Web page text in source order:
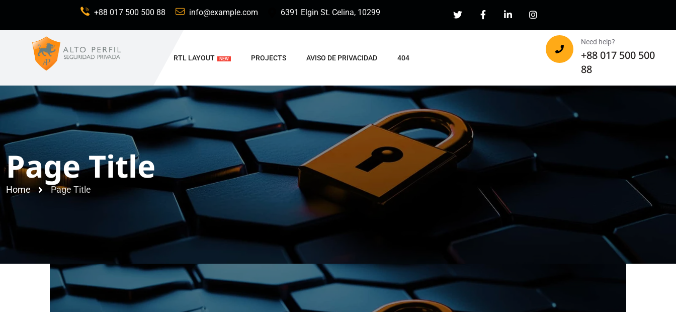
+88 017 500 500 88 info@example.com 6391 Elgin St. Celina, 10299
RTL LAYOUT NEW PROJECTS AVISO DE PRIVACIDAD 404
Need help?
+88 017 500 500
88
Page Title
Home Page Title